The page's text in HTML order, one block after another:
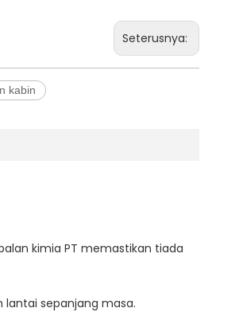
Seterusnya:
kabin
kimia PT memastikan tiada
sepanjang masa.